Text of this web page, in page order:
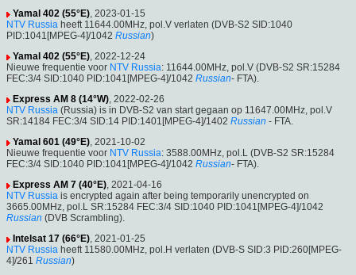
Yamal 402 (55°E), 2023-01-15
NTV Russia heeft 11644.00MHz, pol.V verlaten (DVB-S2 SID:1040
PID:1041[MPEG-4]/1042 Russian)
Yamal 402 (55°E), 2022-12-24
Nieuwe frequentie voor NTV Russia: 11644.00MHz, pol.V (DVB-S2 SR:15284
FEC:3/4 SID:1040 PID:1041[MPEG-4]/1042 Russian- FTA).
Express AM 8 (14°W), 2022-02-26
NTV Russia (Russia) is in DVB-S2 van start gegaan op 11647.00MHz, pol.V
SR:14184 FEC:3/4 SID:14 PID:1401[MPEG-4]/1402 Russian - FTA.
Yamal 601 (49°E), 2021-10-02
Nieuwe frequentie voor NTV Russia: 3588.00MHz, pol.L (DVB-S2 SR:15284
FEC:3/4 SID:1040 PID:1041[MPEG-4]/1042 Russian- FTA).
Express AM 7 (40°E), 2021-04-16
NTV Russia is encrypted again after being temporarily unencrypted on
3665.00MHz, pol.L SR:15284 FEC:3/4 SID:1040 PID:1041[MPEG-4]/1042
Russian (DVB Scrambling).
Intelsat 17 (66°E), 2021-01-25
NTV Russia heeft 11580.00MHz, pol.H verlaten (DVB-S SID:3 PID:260[MPEG-
4]/261 Russian)